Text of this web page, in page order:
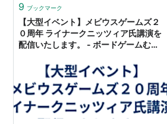
9 ブックマーク
【大型イベント】メビウスゲームズ２
０周年 ライナークニッツィア氏講演を
配信いたします。 - ボードゲームむ～